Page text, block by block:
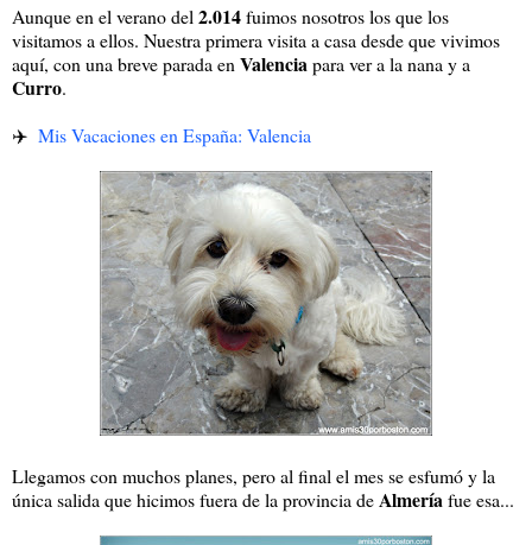
Aunque en el verano del 2.014fuimos nosotros los que los
visitamos a ellos. Nuestra primera visita a casa desde que vivimos
aquí, con una breve parada en Valenciapara ver a la nana y a
Curro.
✈️ Mis Vacaciones en España: Valencia
Llegamos con muchos planes, pero al final el mes se esfumó y la
única salida que hicimos fuera de la provincia deAlmeríafue esa...